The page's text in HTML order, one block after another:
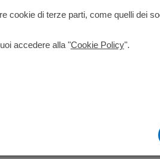
cookie di terze parti, come quelli dei
accedere alla "Cookie Policy".